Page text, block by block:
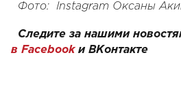
Фото: Instagram Оксаны
Следите за нашими
в Facebook и ВКонтакте